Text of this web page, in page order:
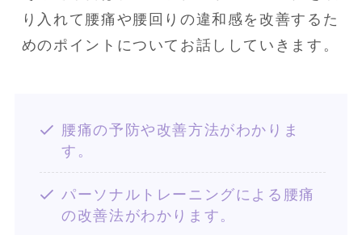
り入れて腰痛や腰回りの違和感を改善するた
めのポイントについてお話ししていきます。
腰痛の予防や改善方法がわかりま
す。
パーソナルトレーニングによる腰痛
の改善法がわかります。